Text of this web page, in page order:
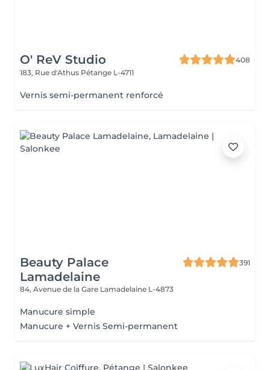
O' ReV Studio
408
183, Rue d'Athus Pétange L-4711
Vernis semi-permanent renforcé
Beauty Palace
Lamadelaine
391
84, Avenue de la Gare Lamadelaine L-4873
Manucure simple
Manucure + Vernis Semi-permanent